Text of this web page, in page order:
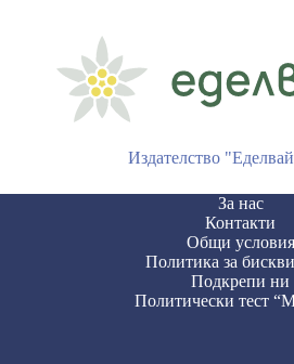
Издателство
За нас
Контакти
Общи условия
Политика за
Подкрепи ни
Политически тест